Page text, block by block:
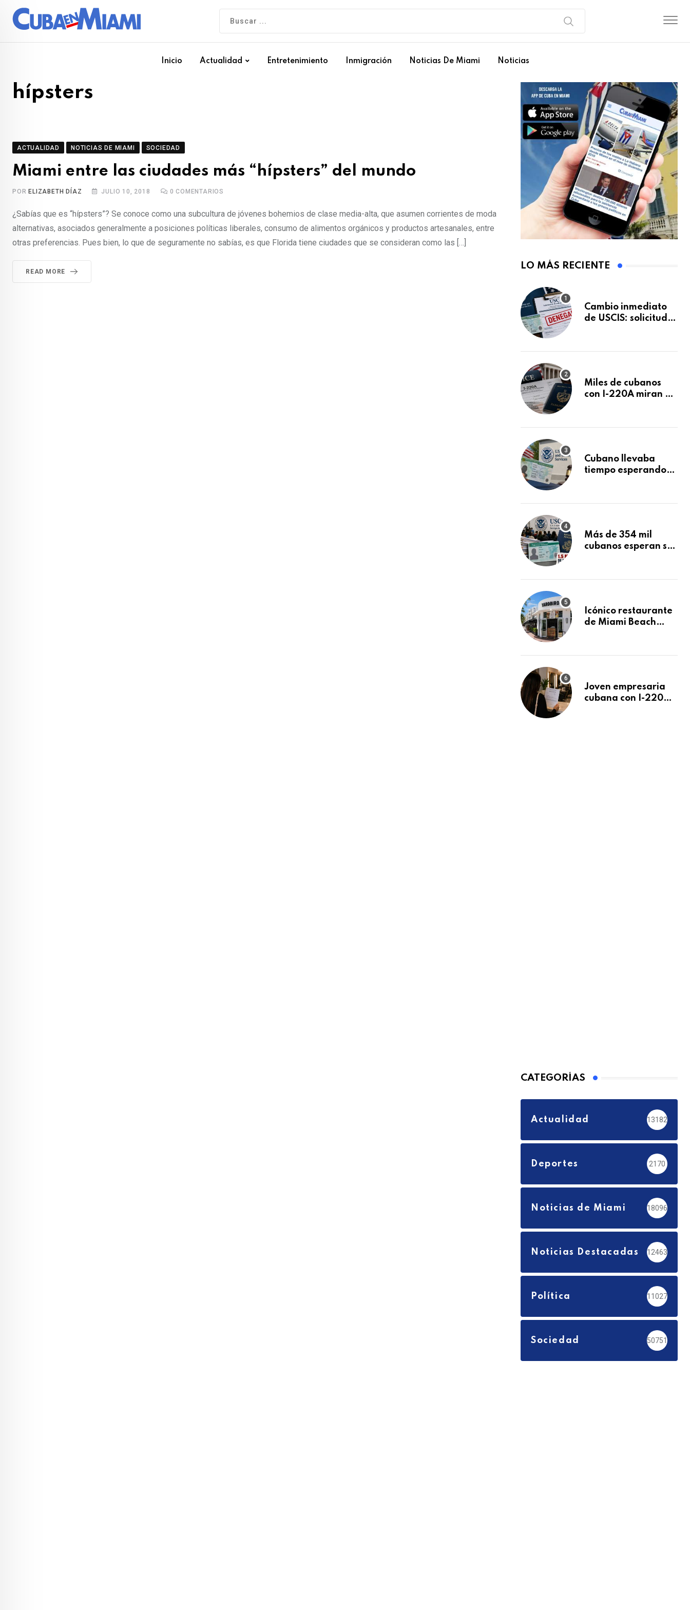
Inicio Actualidad Entretenimiento Inmigración Noticias De Miami Noticias
hípsters
ACTUALIDAD NOTICIAS DE MIAMI SOCIEDAD
Miami entre las ciudades más “hípsters” del mundo
POR ELIZABETH DÍAZ JULIO 10, 2018 0 COMENTARIOS
¿Sabías que es “hípsters”? Se conoce como una subcultura de jóvenes bohemios de clase media-alta, que asumen corrientes de moda
alternativas, asociados generalmente a posiciones políticas liberales, consumo de alimentos orgánicos y productos artesanales, entre
otras preferencias. Pues bien, lo que de seguramente no sabías, es que Florida tiene ciudades que se consideran como las […]
READ MORE
LO MÁS RECIENTE
Cambio inmediato
de USCIS: solicitudes
sin previo aviso
Miles de cubanos
con I-220A miran al
decidirse en una
Cubano llevaba
tiempo esperando
tras Writ of
Más de 354 mil
cubanos esperan su
acumula 1.5 millones
Icónico restaurante
de Miami Beach
después de 15 años
Joven empresaria
cubana con I-220A
CATEGORÍAS
Actualidad 13182
Deportes 2170
Noticias de Miami 18096
Noticias Destacadas 12463
Política 11027
Sociedad 50751